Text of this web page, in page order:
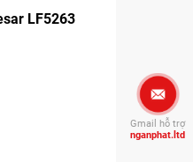
LF5263
Gmail hỗ trợ
nganphat.ltd